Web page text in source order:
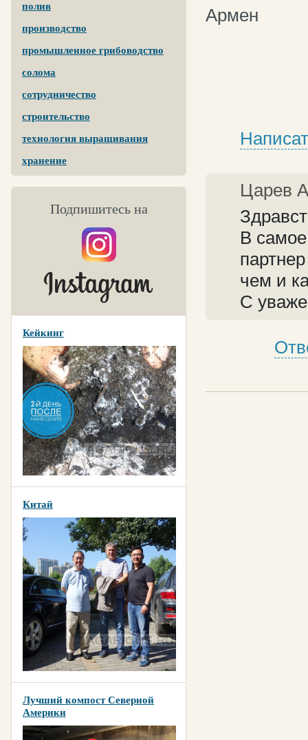
полив
производство
промышленное грибоводство
солома
сотрудничество
строительство
технология выращивания
хранение
Подпишитесь на
Кейкинг
Китай
Лучший компост Северной
Америки
Армен
Царев
В
чем и
С